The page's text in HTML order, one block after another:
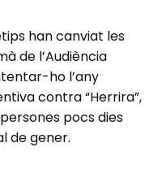
han canviat les
de l’Audiència
ho l’any
contra “Herrira”,
pocs dies
de gener.